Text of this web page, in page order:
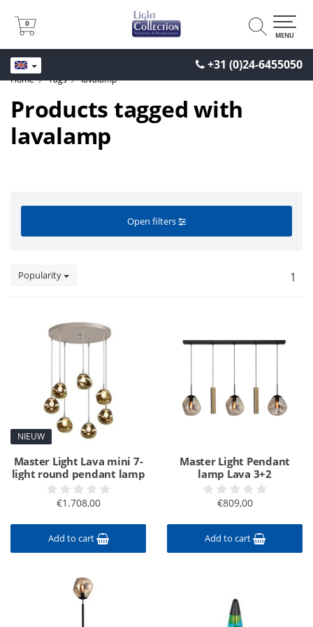
+31 (0)24-6455050
0
0
MENU
Home Tags lavalamp
Products tagged with
lavalamp
Open filters
Popularity 1
NIEUW
Master Light Lava mini 7-
light round pendant lamp
€1.708,00
Add to cart
Master Light Pendant
lamp Lava 3+2
€809,00
Add to cart